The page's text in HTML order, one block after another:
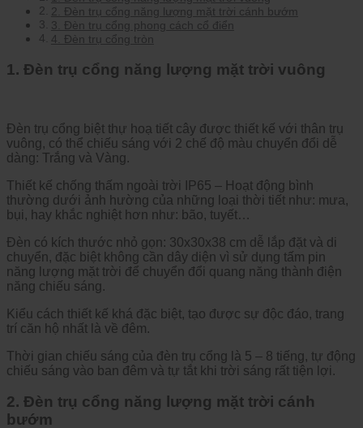
2. Đèn trụ cổng năng lượng mặt trời cánh bướm
3. Đèn trụ cổng phong cách cổ điển
4. Đèn trụ cổng tròn
1. Đèn trụ cổng năng lượng mặt trời vuông
Đèn trụ cổng biệt thự hoạ tiết cây được thiết kế với thân trụ
vuông, có thể chiếu sáng với 2 chế độ màu chuyển đổi dễ
dàng: Trắng và Vàng.
Thiết kế chống thấm ngoài trời IP65 – Hoạt động bình
thường dưới ảnh hường của những loại thời tiết như: mưa,
bụi, hay khắc nghiệt hơn như: bão, tuyết…
Đèn có kích thước nhỏ gọn: 30x30x38 cm dễ lắp đặt và di
chuyển, đặc biệt không cần dây diện vì sử dụng tấm pin
năng lượng mặt trời để chuyển đổi quang năng thành điện
năng chiếu sáng.
Kiểu cách thiết kế khá đặc biệt, tạo được sự độc đáo, trang
trí căn hộ nhất là về đêm.
Thời gian chiếu sáng của đèn trụ cổng là 5 – 8 tiếng, tự động
chiếu sáng vào ban đêm và tự tắt khi trời sáng rất tiện lợi.
2. Đèn trụ cổng năng lượng mặt trời cánh
bướm